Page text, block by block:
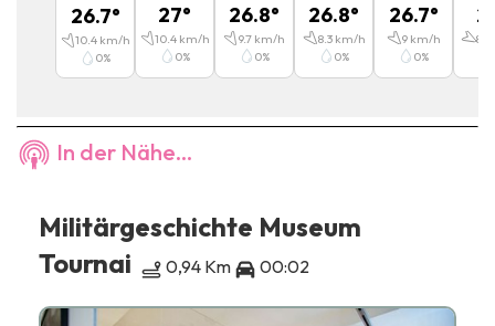
26.7°
10.4km/h
0%
27°
10.4km/h
0%
26.8°
9.7 km/h
0%
26.8°
8.3km/h
0%
26.7°
9km/h
0%
8.6
In der Nähe...
Militärgeschichte Museum
Tournai
0,94 Km 00:02